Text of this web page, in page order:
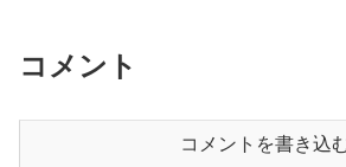
コメント
コメントを書き込